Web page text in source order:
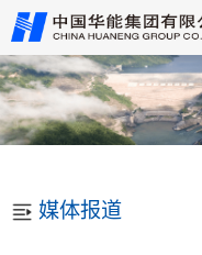
媒体报道